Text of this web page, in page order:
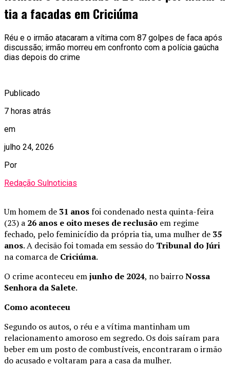
tia a facadas em Criciúma
Réu e o irmão atacaram a vítima com 87 golpes de faca após
discussão; irmão morreu em confronto com a polícia gaúcha
dias depois do crime
Publicado
7 horas atrás
em
julho 24, 2026
Por
Redação Sulnoticias
Um homem de 31 anosfoi condenado nesta quinta-feira
(23) a 26 anos e oito meses de reclusão em regime
fechado, pelo feminicídio da própria tia, uma mulher de 35
anos. A decisão foi tomada em sessão do Tribunal do Júri
na comarca de Criciúma.
O crime aconteceu emjunho de 2024, no bairroNossa
Senhora da Salete.
Como aconteceu
Segundo os autos, o réu e a vítima mantinham um
relacionamento amoroso em segredo. Os dois saíram para
beber em um posto de combustíveis, encontraram o irmão
do acusado e voltaram para a casa da mulher.